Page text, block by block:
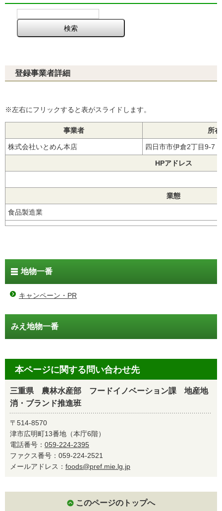
登録事業者詳細
※左右にフリックすると表がスライドします。
事業者 所
株式会社いとめん本店 四日市市伊倉2丁目9-7
HPアドレス
業態
食品製造業
地物一番
キャンペーン・PR
みえ地物一番
本ページに関する問い合わせ先
三重県 農林水産部 フードイノベーション課 地産地
消・ブランド推進班
〒514-8570
津市広明町13番地（本庁6階）
電話番号： 059-224-2395
ファクス番号：059-224-2521
メールアドレス： foods@pref.mie.lg.jp
このページのトップへ